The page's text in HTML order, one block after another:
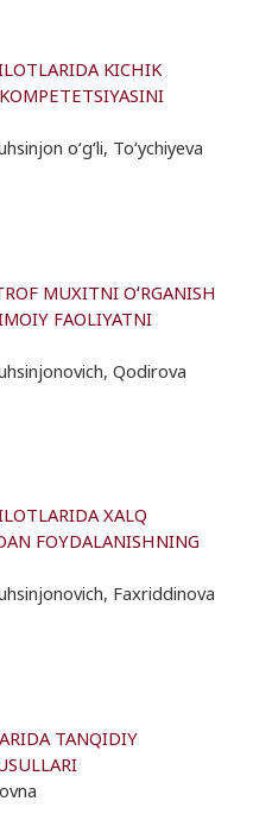
KICHIK
о‘g‘li, To‘ychiyeva
MUXITNI OʻRGANISH
FAOLIYATNI
Qodirova
XALQ
FOYDALANISHNING
Faxriddinova
TANQIDIY